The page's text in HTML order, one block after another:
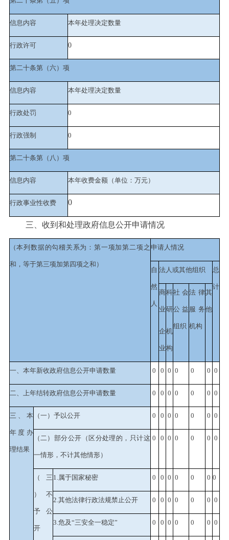
信息内容 本年处理决定数量
行政许可 0
第二十条第（六）项
信息内容 本年处理决定数量
行政处罚 0
行政强制 0
第二十条第（八）项
信息内容 本年收费金额（单位：万元）
行政事业性收费 0
三、收到和处理政府信息公开申请情况
（本列数据的勾稽关系为：第一项加第二项之
和，等于第三项加第四项之和）
申请人情况
自
然
人
法人或其他组织 总
计
商
业
企
业
科
研
机
构
社会
公益
组织
法律
服务
机构
其
他
一、本年新收政府信息公开申请数量 0 0 0 0 0 0 0
二、上年结转政府信息公开申请数量 0 0 0 0 0 0 0
三、本
年度办
理结果
（一）予以公开 0 0 0 0 0 0 0
（二）部分公开 （区分处理的，只计这
一情形，不计其他情形）
0 0 0 0 0 0 0
（三
）不
予公
开
1. 属于国家秘密 0 0 0 0 0 0 0
2. 其他法律行政法规禁止公开 0 0 0 0 0 0 0
3. 危及“三安全一稳定” 0 0 0 0 0 0 0